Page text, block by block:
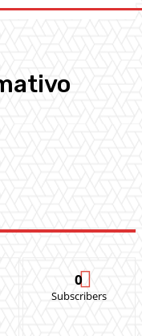
0
Subscribers